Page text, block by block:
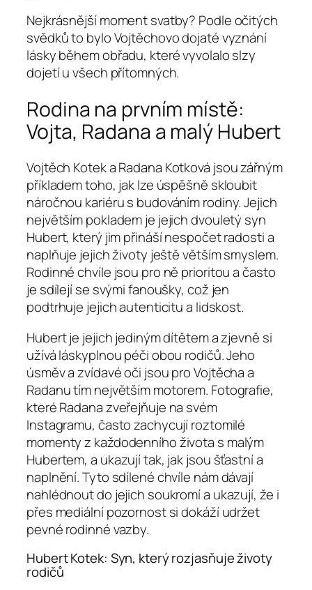
Nejkrásnější moment svatby? Podle očitých
svědků to bylo Vojtěchovo dojaté vyznání
lásky během obřadu, které vyvolalo slzy
dojetí u všech přítomných.
Rodina na prvním místě:
Vojta, Radana a malý Hubert
Vojtěch Kotek a Radana Kotková jsou zářným
příkladem toho, jak lze úspěšně skloubit
náročnou kariéru s budováním rodiny. Jejich
největším pokladem je jejich dvouletý syn
Hubert, který jim přináší nespočet radosti a
naplňuje jejich životy ještě větším smyslem.
Rodinné chvíle jsou pro ně prioritou a často
je sdílejí se svými fanoušky, což jen
podtrhuje jejich autenticitu a lidskost.
Hubert je jejich jediným dítětem a zjevně si
užívá láskyplnou péči obou rodičů. Jeho
úsměv a zvídavé oči jsou pro Vojtěcha a
Radanu tím největším motorem. Fotografie,
které Radana zveřejňuje na svém
Instagramu, často zachycují roztomilé
momenty z každodenního života s malým
Hubertem, a ukazují tak, jak jsou šťastní a
naplnění. Tyto sdílené chvíle nám dávají
nahlédnout do jejich soukromí a ukazují, že i
přes mediální pozornost si dokáží udržet
pevné rodinné vazby.
Hubert Kotek: Syn, který rozjasňuje životy
rodičů